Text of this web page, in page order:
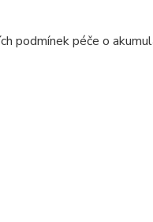
podmínek péče o